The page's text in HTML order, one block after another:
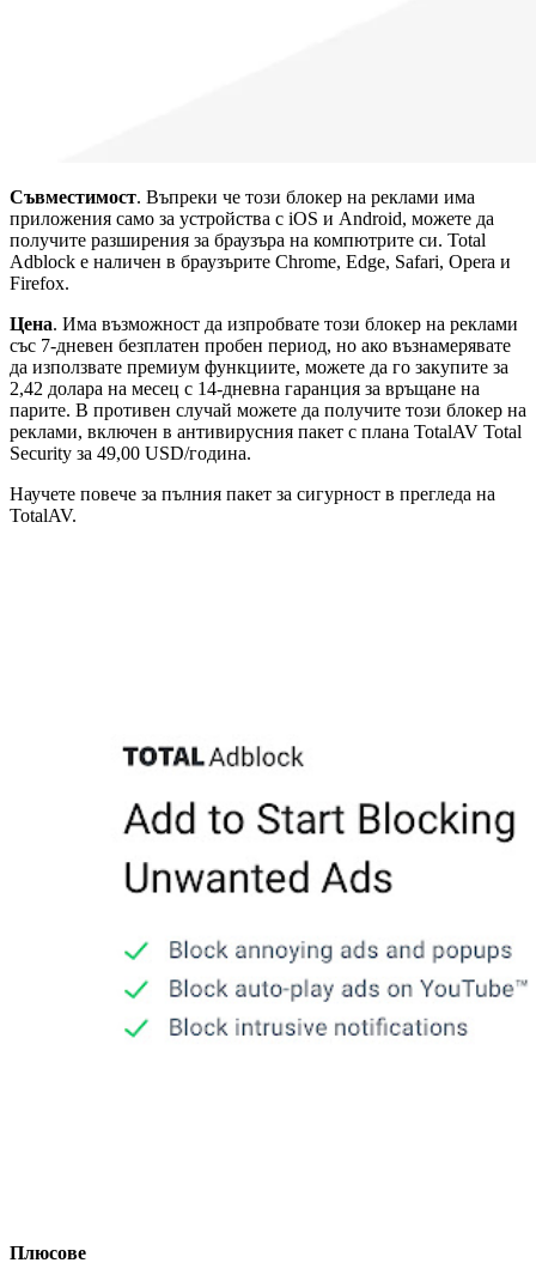
Съвместимост. Въпреки че този блокер на реклами има
приложения само за устройства с iOS и Android, можете да
получите разширения за браузъра на компютрите си. Total
Adblock е наличен в браузърите Chrome, Edge, Safari, Opera и
Firefox.
Цена. Има възможност да изпробвате този блокер на реклами
със 7-дневен безплатен пробен период, но ако възнамерявате
да използвате премиум функциите, можете да го закупите за
2,42 долара на месец с 14-дневна гаранция за връщане на
парите. В противен случай можете да получите този блокер на
реклами, включен в антивирусния пакет с плана TotalAV Total
Security за 49,00 USD/година.
Научете повече за пълния пакет за сигурност в прегледа на
TotalAV.
Плюсове